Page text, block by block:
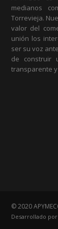
medianos
Torrevieja.
valor del
unión los
ser su voz
de construir
transparente
© 2020
Desarrollado por